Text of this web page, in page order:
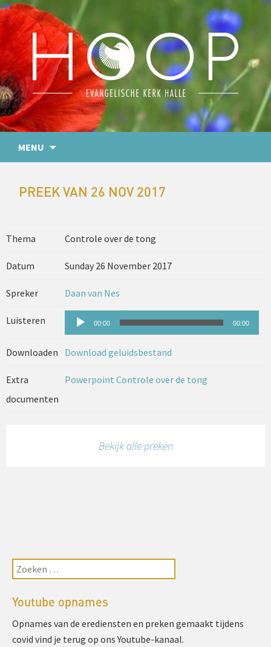
MENU
PREEK VAN 26 NOV 2017
Thema Controle over de tong
Datum Sunday 26 November 2017
Spreker Daan van Nes
Luisteren Audiospeler
00:00 00:00
Downloaden Download geluidsbestand
Extra
documenten
Powerpoint Controle over de tong
Bekijk alle preken
Youtube opnames
Opnames van de erediensten en preken gemaakt tijdens
covid vind je terug op ons Youtube-kanaal.